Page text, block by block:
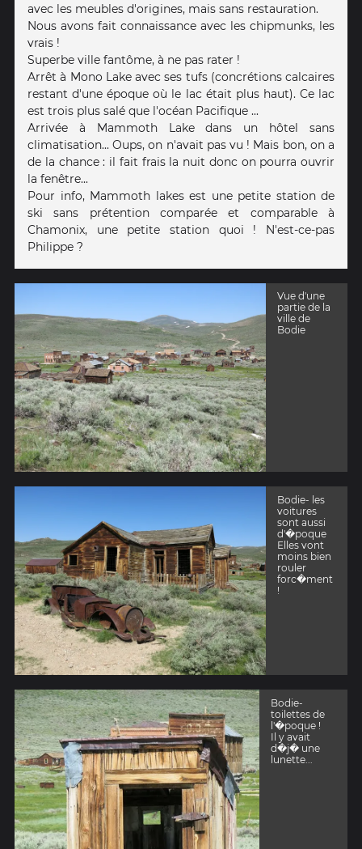
avec les meubles d'origines, mais sans restauration.
Nous avons fait connaissance avec les chipmunks, les
vrais !
Superbe ville fantôme, à ne pas rater !
Arrêt à Mono Lake avec ses tufs (concrétions calcaires
restant d'une époque où le lac était plus haut). Ce lac
est trois plus salé que l'océan Pacifique ...
Arrivée à Mammoth Lake dans un hôtel sans
climatisation... Oups, on n'avait pas vu ! Mais bon, on a
de la chance : il fait frais la nuit donc on pourra ouvrir
la fenêtre...
Pour info, Mammoth lakes est une petite station de
ski sans prétention comparée et comparable à
Chamonix, une petite station quoi ! N'est-ce-pas
Philippe ?
Vue d'une
partie de la
ville de
Bodie
Bodie- les
voitures
sont aussi
d'�poque
Elles vont
moins bien
rouler
forc�ment
!
Bodie-
toilettes de
l'�poque !
Il y avait
d�j� une
lunette...